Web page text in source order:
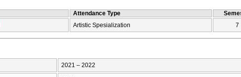
Attendance Type
Artistic Spesialization 7
2021 – 2022